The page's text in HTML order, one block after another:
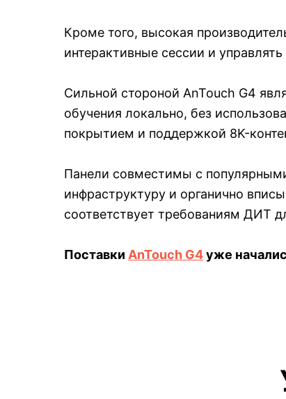
Кроме того, высокая
интерактивные сессии и
Сильной стороной AnTouch G4
обучения локально, без
покрытием и поддержкой 8K-
Панели совместимы с
инфраструктуру и органично
соответствует требованиям ДИТ
Поставки AnTouch G4уже